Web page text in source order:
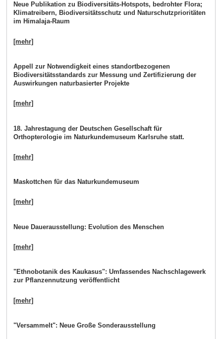
Neue Publikation zu Biodiversitäts-Hotspots, bedrohter Flora;
Klimatreibern, Biodiversitätsschutz und Naturschutzprioritäten
im Himalaja-Raum
[mehr]
Appell zur Notwendigkeit eines standortbezogenen
Biodiversitätsstandards zur Messung und Zertifizierung der
Auswirkungen naturbasierter Projekte
[mehr]
18. Jahrestagung der Deutschen Gesellschaft für
Orthopterologie im Naturkundemuseum Karlsruhe statt.
[mehr]
Maskottchen für das Naturkundemuseum
[mehr]
Neue Dauerausstellung: Evolution des Menschen
[mehr]
"Ethnobotanik des Kaukasus": Umfassendes Nachschlagewerk
zur Pflanzennutzung veröffentlicht
[mehr]
"Versammelt": Neue Große Sonderausstellung